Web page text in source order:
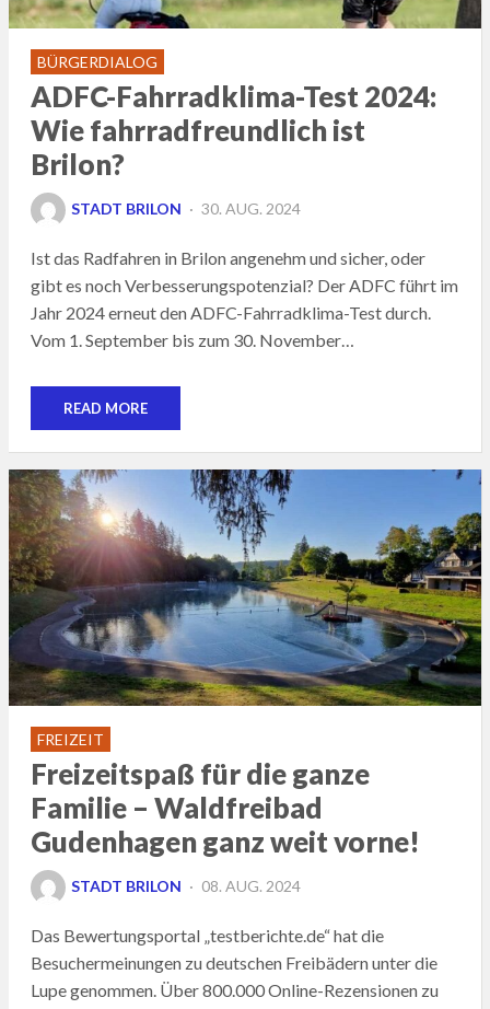
BÜRGERDIALOG
ADFC-Fahrradklima-Test 2024:
Wie fahrradfreundlich ist
Brilon?
STADT BRILON
POSTED
30. AUG. 2024
Ist das Radfahren in Brilon angenehm und sicher, oder
gibt es noch Verbesserungspotenzial? Der ADFC führt im
Jahr 2024 erneut den ADFC-Fahrradklima-Test durch.
Vom 1. September bis zum 30. November…
READ MORE
FREIZEIT
Freizeitspaß für die ganze
Familie – Waldfreibad
Gudenhagen ganz weit vorne!
STADT BRILON
POSTED
08. AUG. 2024
Das Bewertungsportal „testberichte.de“ hat die
Besuchermeinungen zu deutschen Freibädern unter die
Lupe genommen. Über 800.000 Online-Rezensionen zu